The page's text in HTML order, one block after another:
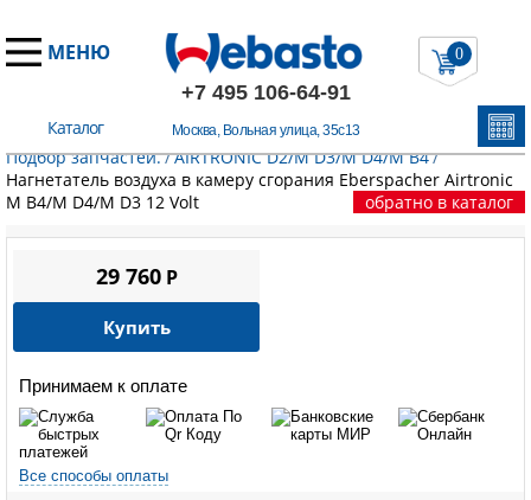
МЕНЮ
+7 495 106-64-91
Москва, Вольная улица, 35с13
Каталог
0
Главная /Запчасти Эберспехер/ Воздушные отопители.
Подбор запчастей./AIRTRONIC D2/M D3/M D4/M B4/
Нагнетатель воздуха в камеру сгорания Eberspacher Airtronic
M B4/M D4/M D3 12 Volt
обратно в каталог
Принимаем к оплате
Все способы оплаты
29 760P
Купить